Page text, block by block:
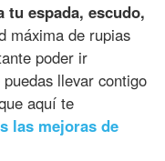
tu espada, escudo,
máxima de rupias
poder ir
llevar contigo
aquí te
las mejoras de